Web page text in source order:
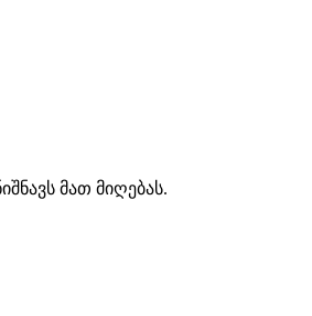
მათ მიღებას.